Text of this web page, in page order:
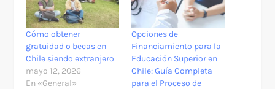
Cómo obtener
gratuidad o becas en
Chile siendo extranjero
mayo 12, 2026
En «General»
Opciones de
Financiamiento para la
Educación Superior en
Chile: Guía Completa
para el Proceso de